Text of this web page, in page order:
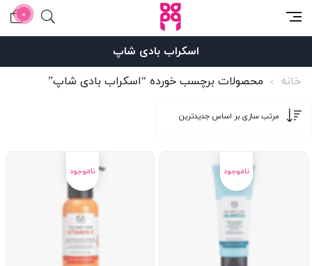
0
اسکراب بادی شاپ
خانه
محصولات برچسب خورده “اسکراب بادی شاپ”